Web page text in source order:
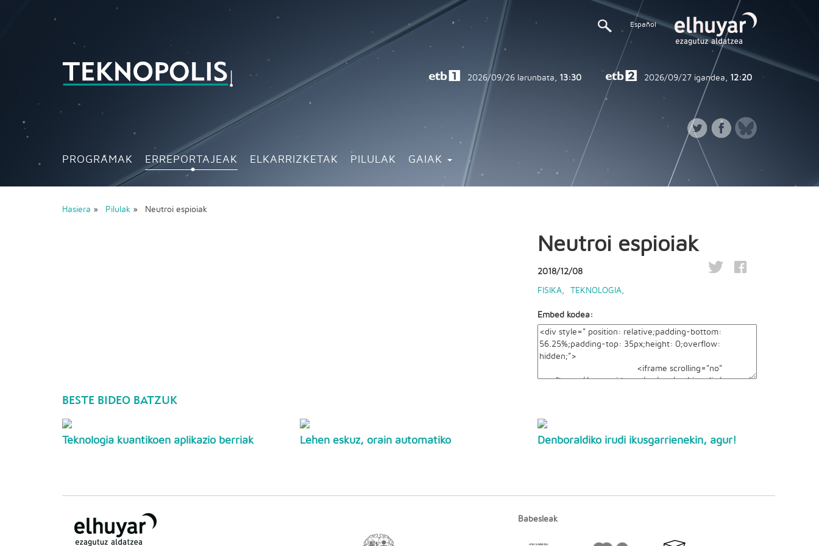
Español
PROGRAMAK ERREPORTAJEAK ELKARRIZKETAK PILULAK GAIAK
2026/09/26 larunbata, 13:30 2026/09/27 igandea, 12:20
Hasiera » Pilulak » Neutroi espioiak
Neutroi espioiak
2018/12/08
FISIKA, TEKNOLOGIA,
Embed kodea:
BESTE BIDEO BATZUK
Teknologia kuantikoen aplikazio berriak Lehen eskuz, orain automatiko Denboraldiko irudi ikusgarrienekin, agur!
Babesleak